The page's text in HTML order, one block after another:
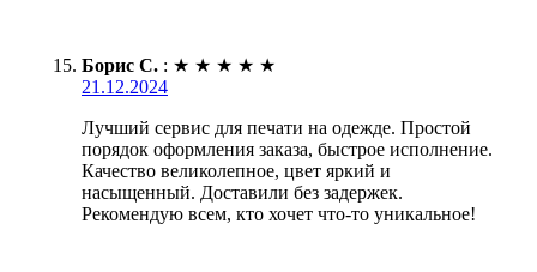
Борис С. : ★ ★ ★ ★ ★
21.12.2024
Лучший сервис для печати на одежде. Простой
порядок оформления заказа, быстрое исполнение.
Качество великолепное, цвет яркий и
насыщенный. Доставили без задержек.
Рекомендую всем, кто хочет что-то уникальное!